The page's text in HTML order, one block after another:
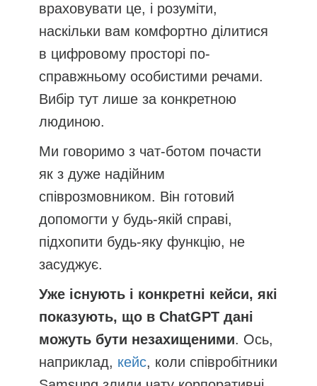
враховувати це, і розуміти,
наскільки вам комфортно ділитися
в цифровому просторі по-
справжньому особистими речами.
Вибір тут лише за конкретною
людиною.
Ми говоримо з чат-ботом почасти
як з дуже надійним
співрозмовником. Він готовий
допомогти у будь-якій справі,
підхопити будь-яку функцію, не
засуджує.
Уже існують і конкретні кейси, які
показують, що в ChatGPT дані
можуть бути незахищеними. Ось,
наприклад, кейс, коли співробітники